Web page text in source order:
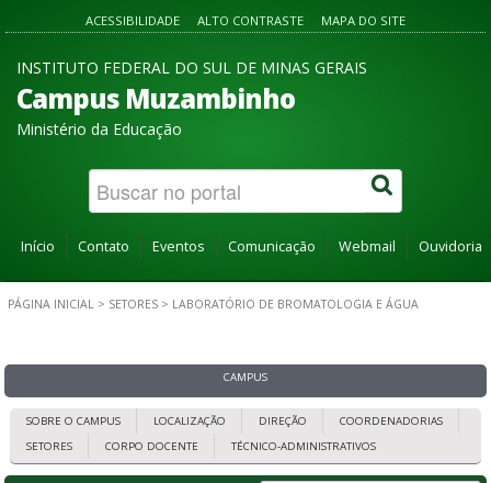
ACESSIBILIDADE ALTO CONTRASTE MAPA DO SITE
INSTITUTO FEDERAL DO SUL DE MINAS GERAIS
Campus Muzambinho
Ministério da Educação
Início Contato Eventos Comunicação Webmail Ouvidoria
PÁGINA INICIAL > SETORES > LABORATÓRIO DE BROMATOLOGIA E ÁGUA
CAMPUS
SOBRE O CAMPUS LOCALIZAÇÃO DIREÇÃO
COORDENADORIAS
SETORES
CORPO DOCENTE TÉCNICO-ADMINISTRATIVOS